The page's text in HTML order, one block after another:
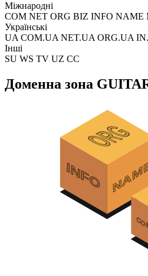
Міжнародні
COM NET ORG BIZ INFO NAME
Українські
UA COM.UA NET.UA ORG.UA
Інші
SU WS TV UZ CC
Доменна зона